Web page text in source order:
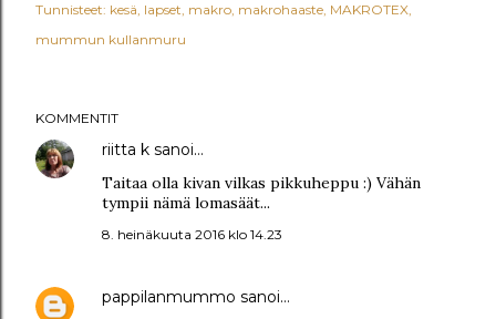
Tunnisteet: kesä lapset makro makrohaaste MAKROTEX
mummun kullanmuru
KOMMENTIT
riitta k sanoi…
Taitaa olla kivan vilkas pikkuheppu :) Vähän
tympii nämä lomasäät...
8. heinäkuuta 2016 klo 14.23
pappilanmummo sanoi…